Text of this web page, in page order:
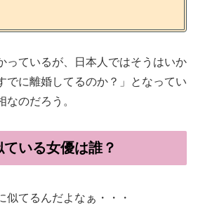
っているが、日本人ではそうはいか
でに離婚してるのか？」となってい
なのだろう。
いる女優は誰？
似てるんだよなぁ・・・